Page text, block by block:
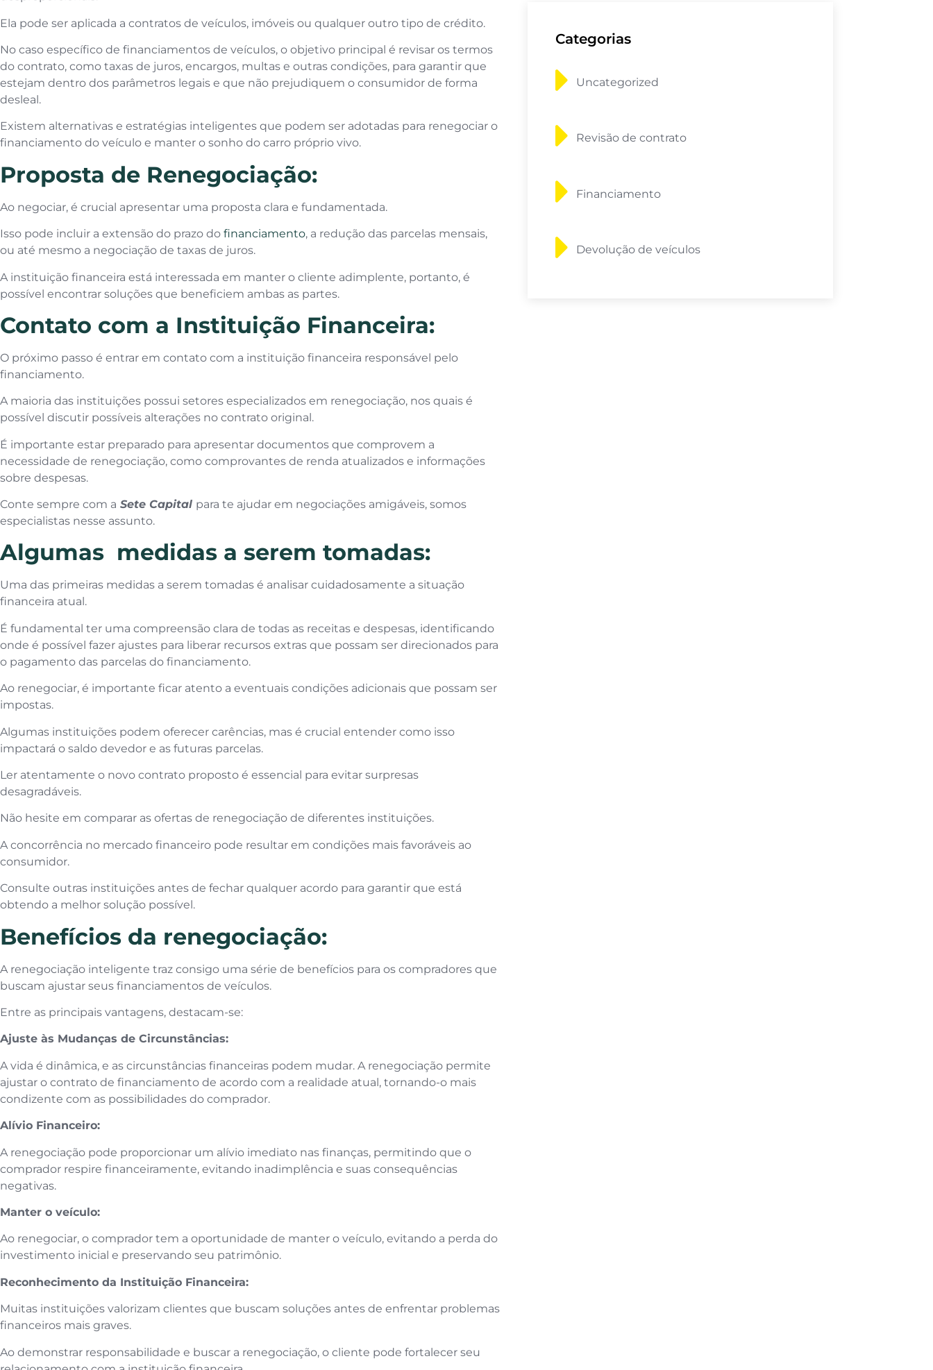
Ela pode ser aplicada a contratos de veículos, imóveis ou qualquer outro tipo de crédito.
No caso específico de financiamentos de veículos, o objetivo principal é revisar os termos
do contrato, como taxas de juros, encargos, multas e outras condições, para garantir que
estejam dentro dos parâmetros legais e que não prejudiquem o consumidor de forma
desleal.
Existem alternativas e estratégias inteligentes que podem ser adotadas para renegociar o
financiamento do veículo e manter o sonho do carro próprio vivo.
Proposta de Renegociação:
Ao negociar, é crucial apresentar uma proposta clara e fundamentada.
Isso pode incluir a extensão do prazo do financiamento, a redução das parcelas mensais,
ou até mesmo a negociação de taxas de juros.
A instituição financeira está interessada em manter o cliente adimplente, portanto, é
possível encontrar soluções que beneficiem ambas as partes.
Contato com a Instituição Financeira:
O próximo passo é entrar em contato com a instituição financeira responsável pelo
financiamento.
A maioria das instituições possui setores especializados em renegociação, nos quais é
possível discutir possíveis alterações no contrato original.
É importante estar preparado para apresentar documentos que comprovem a
necessidade de renegociação, como comprovantes de renda atualizados e informações
sobre despesas.
Conte sempre com a Sete Capital para te ajudar em negociações amigáveis, somos
especialistas nesse assunto.
Algumas medidas a serem tomadas:
Uma das primeiras medidas a serem tomadas é analisar cuidadosamente a situação
financeira atual.
É fundamental ter uma compreensão clara de todas as receitas e despesas, identificando
onde é possível fazer ajustes para liberar recursos extras que possam ser direcionados para
o pagamento das parcelas do financiamento.
Ao renegociar, é importante ficar atento a eventuais condições adicionais que possam ser
impostas.
Algumas instituições podem oferecer carências, mas é crucial entender como isso
impactará o saldo devedor e as futuras parcelas.
Ler atentamente o novo contrato proposto é essencial para evitar surpresas
desagradáveis.
Não hesite em comparar as ofertas de renegociação de diferentes instituições.
A concorrência no mercado financeiro pode resultar em condições mais favoráveis ao
consumidor.
Consulte outras instituições antes de fechar qualquer acordo para garantir que está
obtendo a melhor solução possível.
Benefícios da renegociação:
A renegociação inteligente traz consigo uma série de benefícios para os compradores que
buscam ajustar seus financiamentos de veículos.
Entre as principais vantagens, destacam-se:
Ajuste às Mudanças de Circunstâncias:
A vida é dinâmica, e as circunstâncias financeiras podem mudar. A renegociação permite
ajustar o contrato de financiamento de acordo com a realidade atual, tornando-o mais
condizente com as possibilidades do comprador.
Alívio Financeiro:
A renegociação pode proporcionar um alívio imediato nas finanças, permitindo que o
comprador respire financeiramente, evitando inadimplência e suas consequências
negativas.
Manter o veículo:
Ao renegociar, o comprador tem a oportunidade de manter o veículo, evitando a perda do
investimento inicial e preservando seu patrimônio.
Reconhecimento da Instituição Financeira:
Muitas instituições valorizam clientes que buscam soluções antes de enfrentar problemas
financeiros mais graves.
Ao demonstrar responsabilidade e buscar a renegociação, o cliente pode fortalecer seu
Categorias
Uncategorized
Revisão de contrato
Financiamento
Devolução de veículos